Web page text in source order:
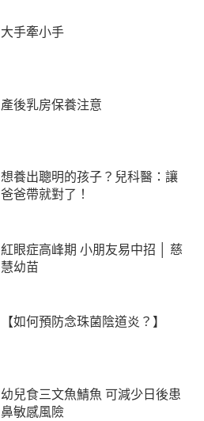
大手牽小手
產後乳房保養注意
想養出聰明的孩子？兒科醫：讓
爸爸帶就對了！
紅眼症高峰期 小朋友易中招 │ 慈
慧幼苗
【如何預防念珠菌陰道炎？】
幼兒食三文魚鯖魚 可減少日後患
鼻敏感風險